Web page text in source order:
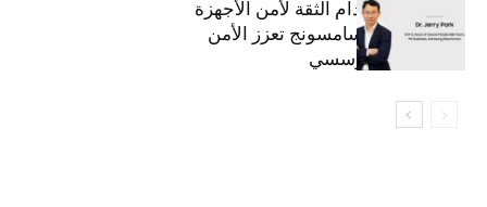
استراتيجية انعدام الثقة لأمن الأجهزة
المحمولة من سامسونج تعزز الأمن
السيبراني المؤسسي